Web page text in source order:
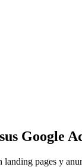
Google
landing pages y